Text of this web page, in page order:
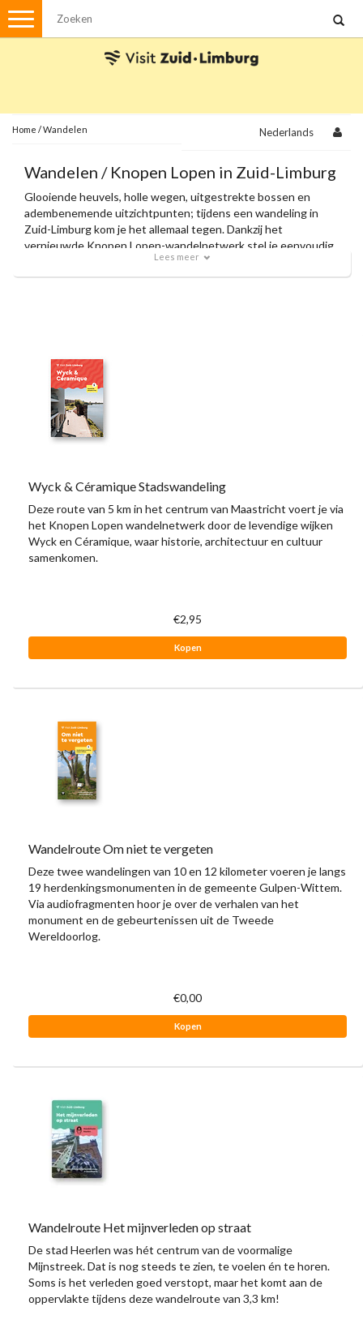
Menu
Met de auto
Visvergunningen
Brochures en kaarten
Plattegronden
Uit de streek
Home /Wandelen Nederlands
Wandelen / Knopen Lopen in Zuid-Limburg
Glooiende heuvels, holle wegen, uitgestrekte bossen en
adembenemende uitzichtpunten; tijdens een wandeling in
Zuid-Limburg kom je het allemaal tegen. Dankzij het
vernieuwde Knopen Lopen-wandelnetwerk stel je eenvoudig
je eigen route samen en volg je moeiteloos de knooppunten.
Met onze officiële wandelkaarten en zorgvuldig
Lees meer
Wyck & Céramique Stadswandeling
Deze route van 5 km in het centrum van Maastricht voert je via
het Knopen Lopen wandelnetwerk door de levendige wijken
Wyck en Céramique, waar historie, architectuur en cultuur
samenkomen.
€2,95
Kopen
Wandelroute Om niet te vergeten
Deze twee wandelingen van 10 en 12 kilometer voeren je langs
19 herdenkingsmonumenten in de gemeente Gulpen-Wittem.
Via audiofragmenten hoor je over de verhalen van het
monument en de gebeurtenissen uit de Tweede
Wereldoorlog.
€0,00
Kopen
Wandelroute Het mijnverleden op straat
De stad Heerlen was hét centrum van de voormalige
Mijnstreek. Dat is nog steeds te zien, te voelen én te horen.
Soms is het verleden goed verstopt, maar het komt aan de
oppervlakte tijdens deze wandelroute van 3,3 km!